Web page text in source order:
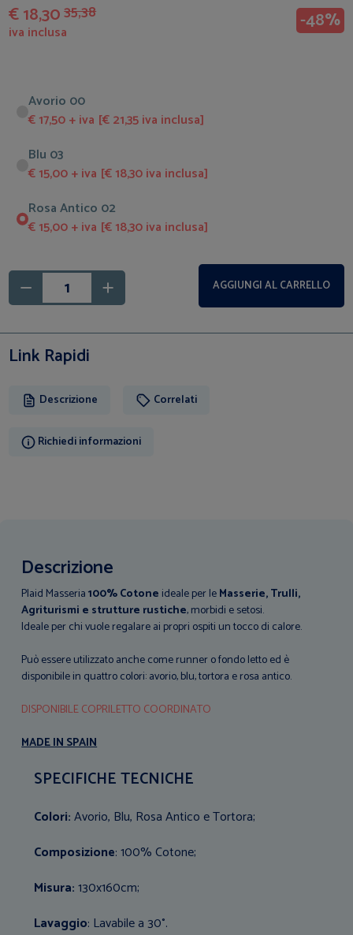
€ 18,3035,38
iva inclusa -48%
Avorio 00
€ 17,50 + iva [€ 21,35 iva inclusa]
Blu 03
€ 15,00 + iva [€ 18,30 iva inclusa]
Rosa Antico 02
€ 15,00 + iva [€ 18,30 iva inclusa]
AGGIUNGI AL CARRELLO
Link Rapidi
Descrizione Correlati
Richiedi informazioni
Descrizione
Plaid Masseria100% Cotone ideale per leMasserie, Trulli,
Agriturismi e strutture rustiche, morbidi e setosi.
Ideale per chi vuole regalare ai propri ospiti un tocco di calore.
Può essere utilizzato anche come runner o fondo letto ed è
disponibile in quattro colori: avorio, blu, tortora e rosa antico.
DISPONIBILE COPRILETTO COORDINATO
MADE IN SPAIN
SPECIFICHE TECNICHE
Colori:Avorio, Blu, Rosa Antico e Tortora;
Composizione: 100% Cotone;
Misura:130x160cm;
Lavaggio: Lavabile a 30°.